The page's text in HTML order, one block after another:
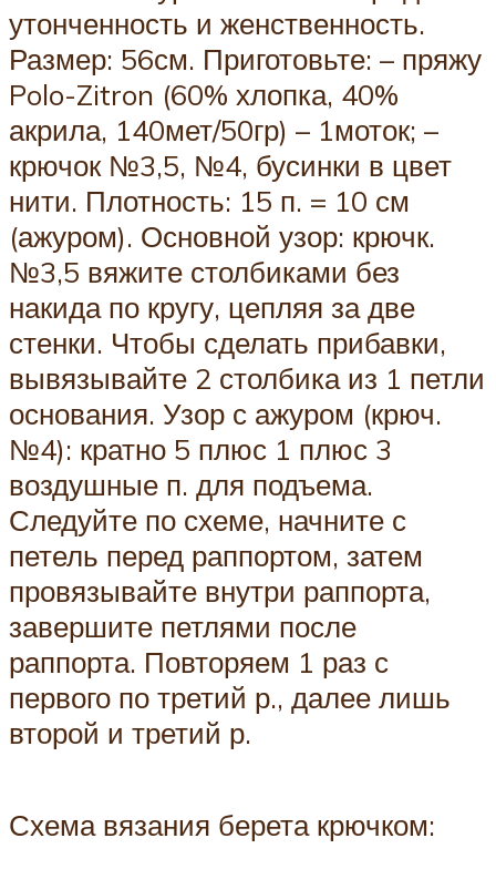
утонченность и женственность.
Размер: 56см. Приготовьте: – пряжу
Polo-Zitron (60% хлопка, 40%
акрила, 140мет/50гр) – 1моток; –
крючок №3,5, №4, бусинки в цвет
нити. Плотность: 15 п. = 10 см
(ажуром). Основной узор: крючк.
№3,5 вяжите столбиками без
накида по кругу, цепляя за две
стенки. Чтобы сделать прибавки,
вывязывайте 2 столбика из 1 петли
основания. Узор с ажуром (крюч.
№4): кратно 5 плюс 1 плюс 3
воздушные п. для подъема.
Следуйте по схеме, начните с
петель перед раппортом, затем
провязывайте внутри раппорта,
завершите петлями после
раппорта. Повторяем 1 раз с
первого по третий р., далее лишь
второй и третий р.
Схема вязания берета крючком: